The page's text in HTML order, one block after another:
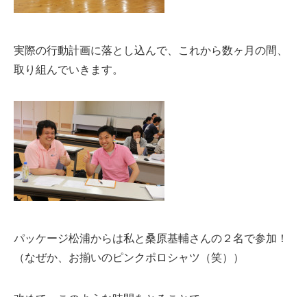
実際の行動計画に落とし込んで、これから数ヶ月の間、
取り組んでいきます。
パッケージ松浦からは私と桑原基輔さんの２名で参加！
（なぜか、お揃いのピンクポロシャツ（笑））